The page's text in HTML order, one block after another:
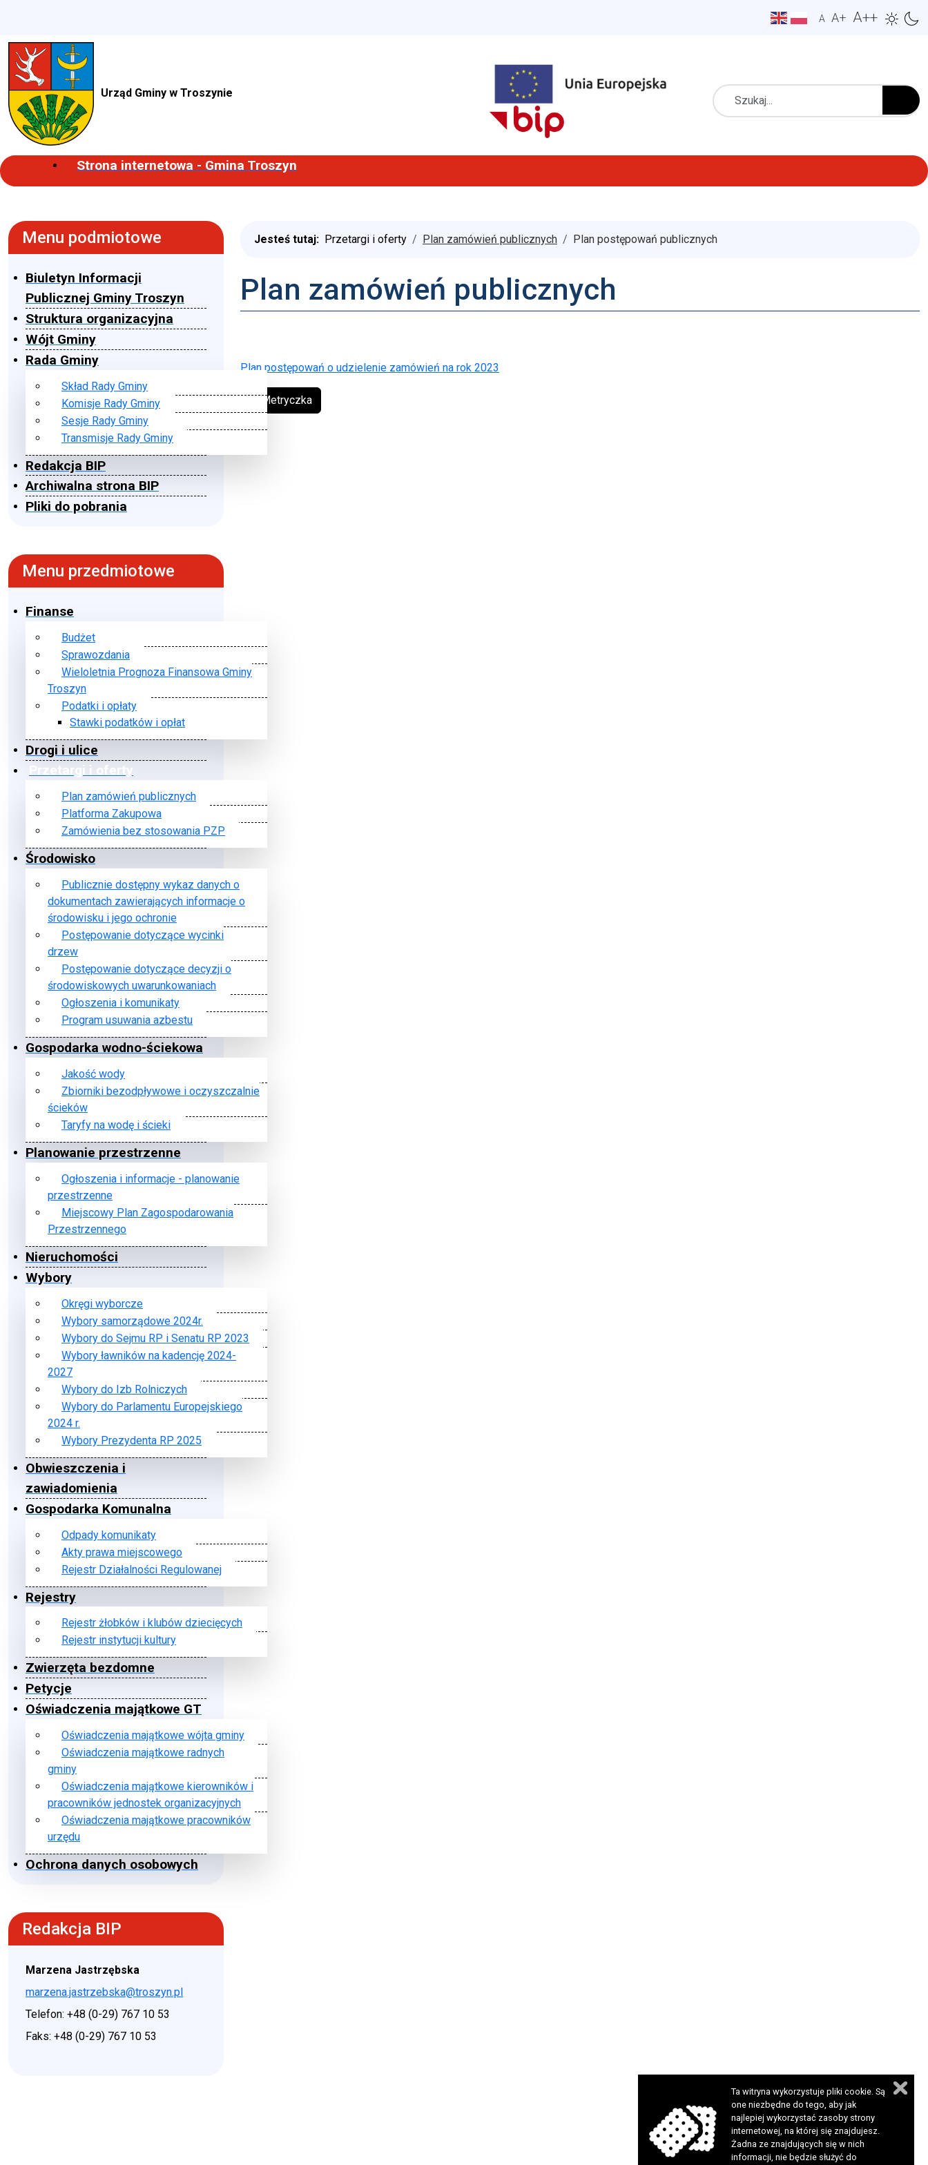
A A+ A++
Urząd Gminy w Troszynie
Szukaj
Strona internetowa - Gmina Troszyn
Menu podmiotowe
Biuletyn Informacji
Publicznej Gminy Troszyn
Struktura organizacyjna
Wójt Gminy
Rada Gminy
Skład Rady Gminy
Komisje Rady Gminy
Sesje Rady Gminy
Transmisje Rady Gminy
Redakcja BIP
Archiwalna strona BIP
Pliki do pobrania
Menu przedmiotowe
Finanse
Budżet
Sprawozdania
Wieloletnia Prognoza Finansowa Gminy
Troszyn
Podatki i opłaty
Stawki podatków i opłat
Drogi i ulice
Przetargi i oferty
Plan zamówień publicznych
Platforma Zakupowa
Zamówienia bez stosowania PZP
Środowisko
Publicznie dostępny wykaz danych o
dokumentach zawierających informacje o
środowisku i jego ochronie
Postępowanie dotyczące wycinki
drzew
Postępowanie dotyczące decyzji o
środowiskowych uwarunkowaniach
Ogłoszenia i komunikaty
Program usuwania azbestu
Gospodarka wodno-ściekowa
Jakość wody
Zbiorniki bezodpływowe i oczyszczalnie
ścieków
Taryfy na wodę i ścieki
Planowanie przestrzenne
Ogłoszenia i informacje - planowanie
przestrzenne
Miejscowy Plan Zagospodarowania
Przestrzennego
Nieruchomości
Wybory
Okręgi wyborcze
Wybory samorządowe 2024r.
Wybory do Sejmu RP i Senatu RP 2023
Wybory ławników na kadencję 2024-
2027
Wybory do Izb Rolniczych
Wybory do Parlamentu Europejskiego
2024 r.
Wybory Prezydenta RP 2025
Obwieszczenia i
zawiadomienia
Gospodarka Komunalna
Odpady komunikaty
Akty prawa miejscowego
Rejestr Działalności Regulowanej
Rejestry
Rejestr żłobków i klubów dziecięcych
Rejestr instytucji kultury
Zwierzęta bezdomne
Petycje
Oświadczenia majątkowe GT
Oświadczenia majątkowe wójta gminy
Oświadczenia majątkowe radnych
gminy
Oświadczenia majątkowe kierowników i
pracowników jednostek organizacyjnych
Oświadczenia majątkowe pracowników
urzędu
Ochrona danych osobowych
Redakcja BIP
Marzena Jastrzębska
marzena.jastrzebska@troszyn.pl
Telefon: +48 (0-29) 767 10 53
Faks: +48 (0-29) 767 10 53
Jesteś tutaj: Przetargi i oferty Plan zamówień publicznych Plan postępowań publicznych
Plan zamówień publicznych
Plan postępowań o udzielenie zamówień na rok 2023
➔ Metryczka
Ta witryna wykorzystuje pliki cookie. Są
one niezbędne do tego, aby jak
najlepiej wykorzystać zasoby strony
internetowej, na której się znajdujesz.
Żadna ze znajdujących się w nich
informacji, nie będzie służyć do